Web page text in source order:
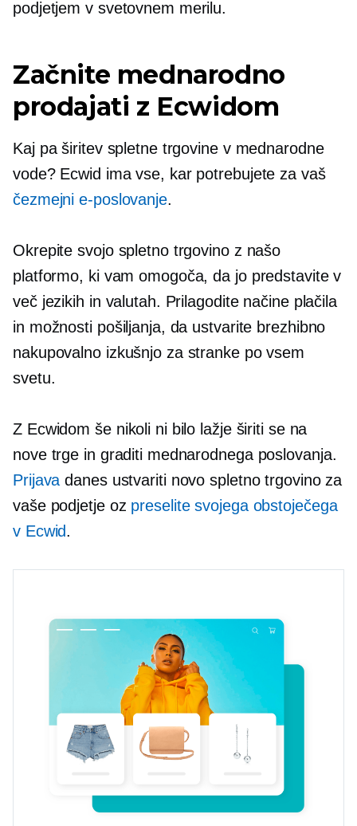
podjetjem v svetovnem merilu.
Začnite mednarodno
prodajati z Ecwidom
Kaj pa širitev spletne trgovine v mednarodne
vode? Ecwid ima vse, kar potrebujete za vaš
čezmejni e-poslovanje.
Okrepite svojo spletno trgovino z našo
platformo, ki vam omogoča, da jo predstavite v
več jezikih in valutah. Prilagodite načine plačila
in možnosti pošiljanja, da ustvarite brezhibno
nakupovalno izkušnjo za stranke po vsem
svetu.
Z Ecwidom še nikoli ni bilo lažje širiti se na
nove trge in graditi mednarodnega poslovanja.
Prijava danes ustvariti novo spletno trgovino za
vaše podjetje oz preselite svojega obstoječega
v Ecwid.